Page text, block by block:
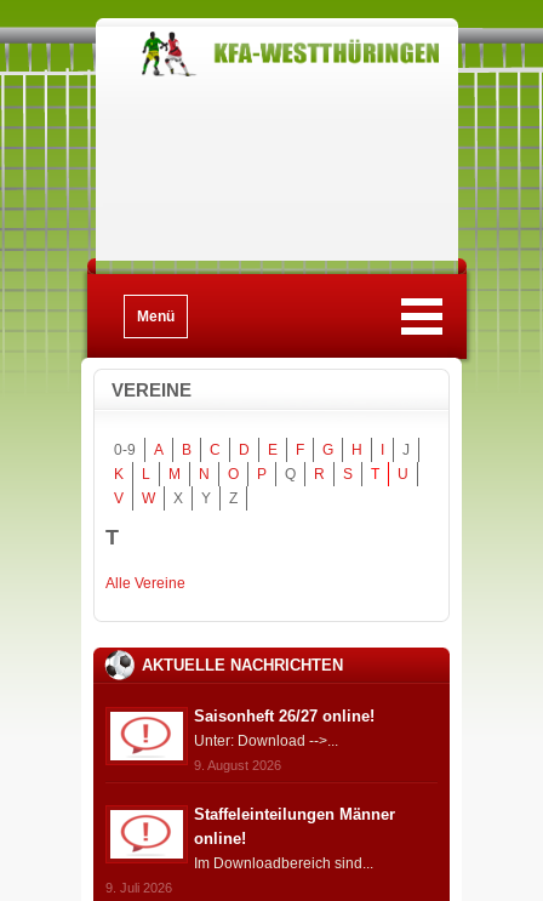
Menü
VEREINE
0-9 A B C D E F G H
J
K
L M N O P Q R S T
U
V
W X Y Z
T
Alle Vereine
AKTUELLE NACHRICHTEN
Saisonheft 26/27 online!
Unter: Download -->...
9. August 2026
Staffeleinteilungen Männer
online!
Im Downloadbereich sind...
9. Juli 2026